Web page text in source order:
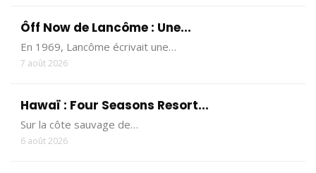
Ôff Now de Lancôme : Une...
En 1969, Lancôme écrivait une…
7 août 2026
Hawaï : Four Seasons Resort...
Sur la côte sauvage de…
6 août 2026